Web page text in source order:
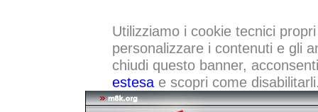
Utilizziamo i cookie tecnici
personalizzare i contenuti e gli
chiudi questo banner,
estesae scopri come